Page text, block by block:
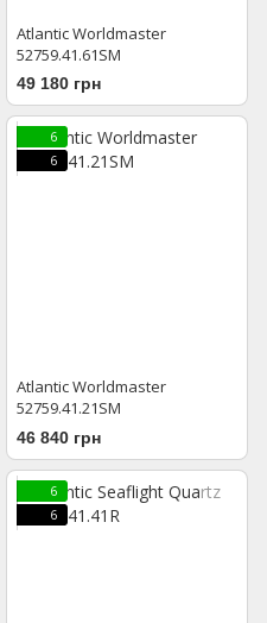
Atlantic Worldmaster
52759.41.61SM
49 180 грн
6
6
Atlantic Worldmaster
52759.41.21SM
46 840 грн
6
6